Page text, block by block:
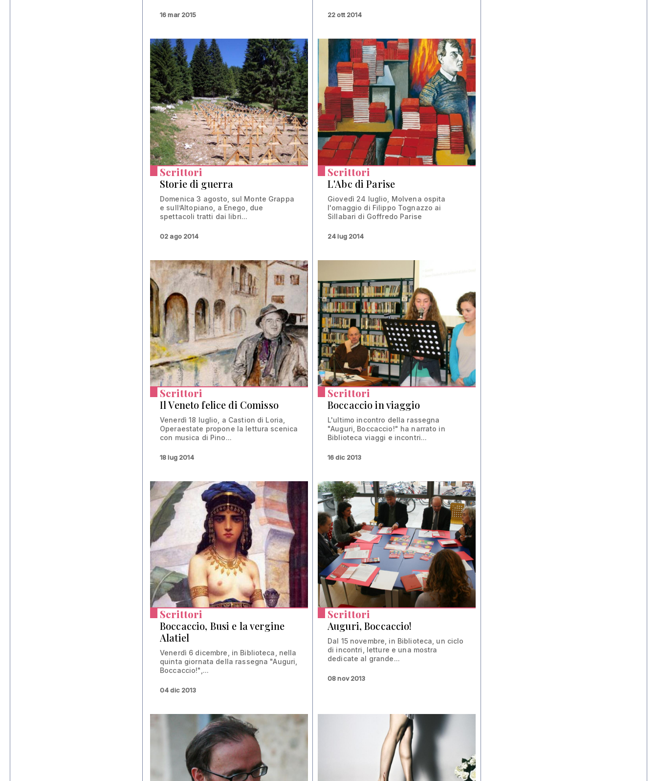
16 mar 2015 22 ott 2014
Scrittori
Storie di guerra
Domenica 3 agosto, sul Monte Grappa
e sull’Altopiano, a Enego, due
spettacoli tratti dai libri...
02 ago 2014
Scrittori
L'Abc di Parise
Giovedì 24 luglio, Molvena ospita
l'omaggio di Filippo Tognazzo ai
Sillabari di Goffredo Parise
24 lug 2014
Scrittori
Il Veneto felice di Comisso
Venerdì 18 luglio, a Castion di Loria,
Operaestate propone la lettura scenica
con musica di Pino...
18 lug 2014
Scrittori
Boccaccio in viaggio
L'ultimo incontro della rassegna
"Auguri, Boccaccio!" ha narrato in
Biblioteca viaggi e incontri...
16 dic 2013
Scrittori
Boccaccio, Busi e la vergine
Alatiel
Venerdì 6 dicembre, in Biblioteca, nella
quinta giornata della rassegna "Auguri,
Boccaccio!",...
04 dic 2013
Scrittori
Auguri, Boccaccio!
Dal 15 novembre, in Biblioteca, un ciclo
di incontri, letture e una mostra
dedicate al grande...
08 nov 2013